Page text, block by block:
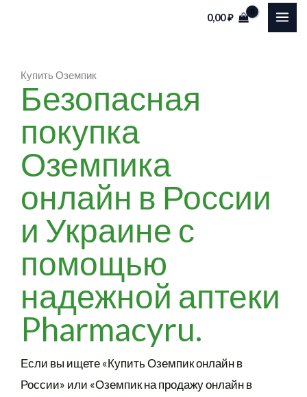
0,00₽
Купить Оземпик
Безопасная
покупка
Оземпика
онлайн в России
и Украине с
помощью
надежной аптеки
Pharmacyru.
Если вы ищете «Купить Оземпик онлайн в
России» или «Оземпик на продажу онлайн в